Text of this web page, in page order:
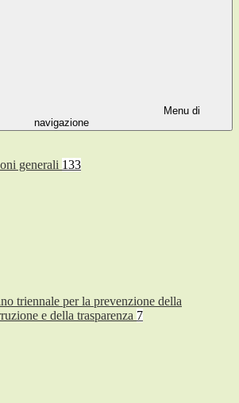
Menu di
navigazione
generali 133
triennale per la prevenzione della
e della trasparenza 7